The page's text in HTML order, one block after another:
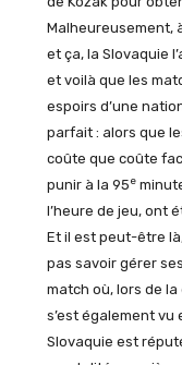
Malheureusement,
et ça, la Slovaquie
et voilà que les
espoirs d’une
parfait : alors que
coûte que coûte
punir à la 95e
l’heure de jeu, ont
Et il est peut-être
pas savoir gérer
match où, lors de la
s’est également vu
Slovaquie est